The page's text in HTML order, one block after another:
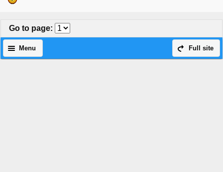
Go to page:
Full site
Menu